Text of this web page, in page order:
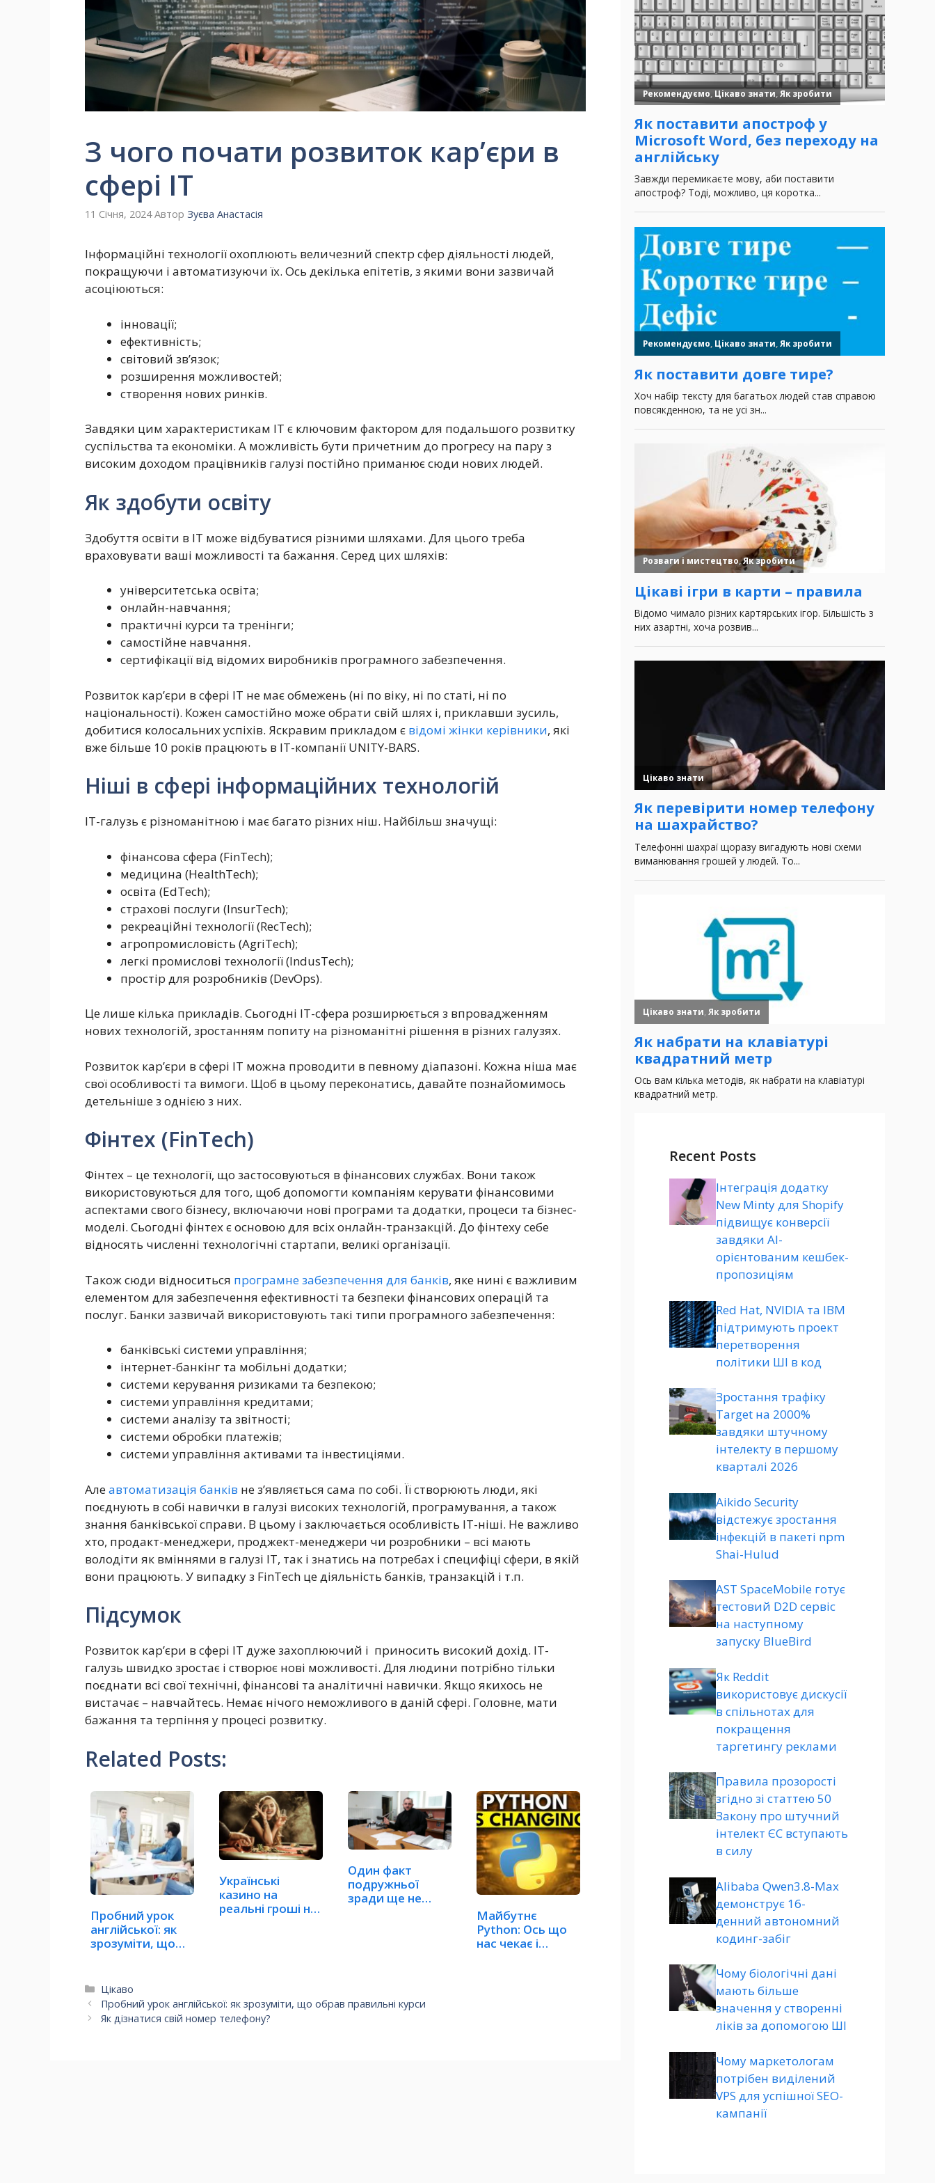
З чого почати розвиток кар’єри в
сфері ІТ
11 Січня, 2024 Автор Зуєва Анастасія
Інформаційні технології охоплюють величезний спектр сфер діяльності людей,
покращуючи і автоматизуючи їх. Ось декілька епітетів, з якими вони зазвичай
асоціюються:
інновації;
ефективність;
світовий зв’язок;
розширення можливостей;
створення нових ринків.
Завдяки цим характеристикам ІТ є ключовим фактором для подальшого розвитку
суспільства та економіки. А можливість бути причетним до прогресу на пару з
високим доходом працівників галузі постійно приманює сюди нових людей.
Як здобути освіту
Здобуття освіти в ІТ може відбуватися різними шляхами. Для цього треба
враховувати ваші можливості та бажання. Серед цих шляхів:
університетська освіта;
онлайн-навчання;
практичні курси та тренінги;
самостійне навчання.
сертифікації від відомих виробників програмного забезпечення.
Розвиток кар’єри в сфері ІТ не має обмежень (ні по віку, ні по статі, ні по
національності). Кожен самостійно може обрати свій шлях і, приклавши зусиль,
добитися колосальних успіхів. Яскравим прикладом є відомі жінки керівники, які
вже більше 10 років працюють в ІТ-компанії UNITY-BARS.
Ніші в сфері інформаційних технологій
ІТ-галузь є різноманітною і має багато різних ніш. Найбільш значущі:
фінансова сфера (FinTech);
медицина (HealthTech);
освіта (EdTech);
страхові послуги (InsurTech);
рекреаційні технології (RecTech);
агропромисловість (AgriTech);
легкі промислові технології (IndusTech);
простір для розробників (DevOps).
Це лише кілька прикладів. Сьогодні ІТ-сфера розширюється з впровадженням
нових технологій, зростанням попиту на різноманітні рішення в різних галузях.
Розвиток кар’єри в сфері ІТ можна проводити в певному діапазоні. Кожна ніша має
свої особливості та вимоги. Щоб в цьому переконатись, давайте познайомимось
детельніше з однією з них.
Фінтех (FinTech)
Фінтех – це технології, що застосовуються в фінансових службах. Вони також
використовуються для того, щоб допомогти компаніям керувати фінансовими
аспектами свого бізнесу, включаючи нові програми та додатки, процеси та бізнес-
моделі. Сьогодні фінтех є основою для всіх онлайн-транзакцій. До фінтеху себе
відносять численні технологічні стартапи, великі організації.
Також сюди відноситься програмне забезпечення для банків, яке нині є важливим
елементом для забезпечення ефективності та безпеки фінансових операцій та
послуг. Банки зазвичай використовують такі типи програмного забезпечення:
банківські системи управління;
інтернет-банкінг та мобільні додатки;
системи керування ризиками та безпекою;
системи управління кредитами;
системи аналізу та звітності;
системи обробки платежів;
системи управління активами та інвестиціями.
Алеавтоматизація банків не з’являється сама по собі. Її створюють люди, які
поєднують в собі навички в галузі високих технологій, програмування, а також
знання банківської справи. В цьому і заключається особливість ІТ-ніші. Не важливо
хто, продакт-менеджери, проджект-менеджери чи розробники – всі мають
володіти як вміннями в галузі ІТ, так і знатись на потребах і специфіці сфери, в якій
вони працюють. У випадку з FinTech це діяльність банків, транзакцій і т.п.
Підсумок
Розвиток кар’єри в сфері ІТ дуже захоплюючий і приносить високий дохід. ІТ-
галузь швидко зростає і створює нові можливості. Для людини потрібно тільки
поєднати всі свої технічні, фінансові та аналітичні навички. Якщо якихось не
вистачає – навчайтесь. Немає нічого неможливого в даній сфері. Головне, мати
бажання та терпіння у процесі розвитку.
Related Posts:
Пробний урок
англійської: як
зрозуміти, що
Українські
казино на
реальні гроші на
Один факт
подружньої
зради ще не
Майбутнє
Python: Ось що
нас чекає і
Категорії
Цікаво
Пробний урок англійської: як зрозуміти, що обрав правильні курси
Як дізнатися свій номер телефону?
Recent Posts
Інтеграція додатку
New Minty для Shopify
підвищує конверсії
завдяки AI-
орієнтованим кешбек-
пропозиціям
Red Hat, NVIDIA та IBM
підтримують проект
перетворення
політики ШІ в код
Зростання трафіку
Target на 2000%
завдяки штучному
інтелекту в першому
кварталі 2026
Aikido Security
відстежує зростання
інфекцій в пакеті npm
Shai-Hulud
AST SpaceMobile готує
тестовий D2D сервіс
на наступному
запуску BlueBird
Як Reddit
використовує дискусії
в спільнотах для
покращення
таргетингу реклами
Правила прозорості
згідно зі статтею 50
Закону про штучний
інтелект ЄС вступають
в силу
Alibaba Qwen3.8-Max
демонструє 16-
денний автономний
кодинг-забіг
Чому біологічні дані
мають більше
значення у створенні
ліків за допомогою ШІ
Чому маркетологам
потрібен виділений
VPS для успішної SEO-
кампанії